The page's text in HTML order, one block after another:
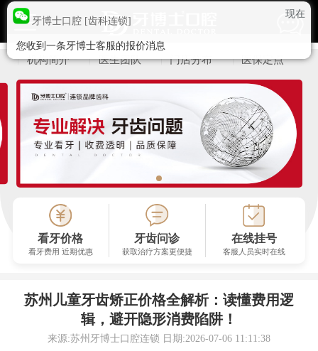
机构简介 医生团队 门店分布 医保定点
看牙价格
看牙费用 近期优惠
牙齿问诊
获取治疗方案更便捷
在线挂号
客服人员实时在线
苏州儿童牙齿矫正价格全解析：读懂费用逻
辑，避开隐形消费陷阱！
来源:苏州牙博士口腔连锁 日期:2026-07-06 11:11:38
现在
牙博士口腔 [齿科连锁]
您收到一条牙博士客服的报价消息